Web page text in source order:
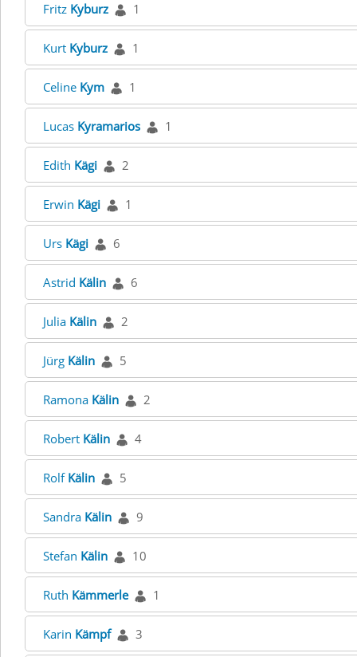
Fritz Kyburz 1
Kurt Kyburz 1
Celine Kym 1
Lucas Kyramarios 1
Edith Kägi 2
Erwin Kägi 1
Urs Kägi 6
Astrid Kälin 6
Julia Kälin 2
Jürg Kälin 5
Ramona Kälin 2
Robert Kälin 4
Rolf Kälin 5
Sandra Kälin 9
Stefan Kälin 10
Ruth Kämmerle 1
Karin Kämpf 3